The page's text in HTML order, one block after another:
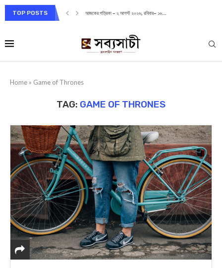
TOP POSTS আজকের পত্রিকা – ২ আগস্ট ২০২৬, রবিবার– ১৬...
Home » Game of Thrones
TAG: GAME OF THRONES